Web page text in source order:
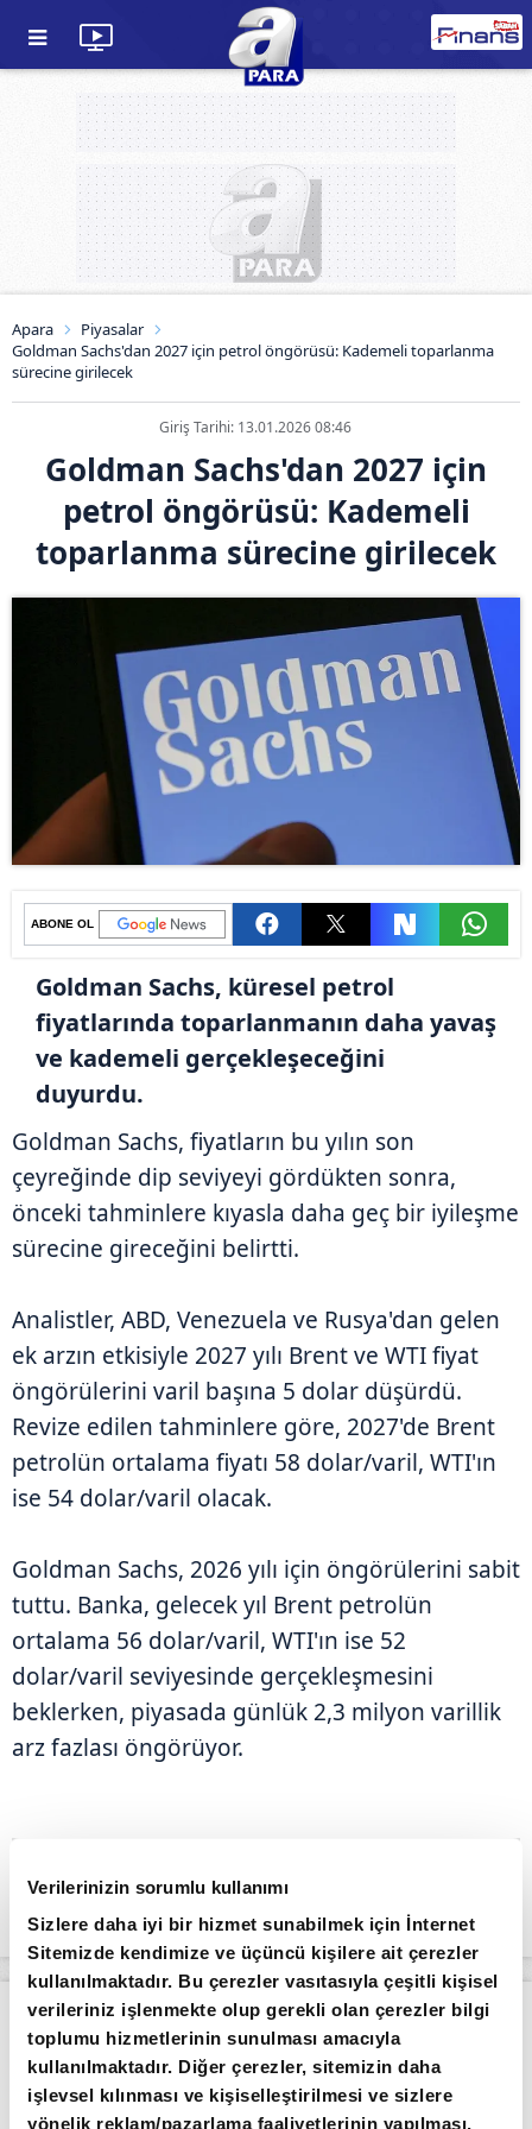
Verilerinizin sorumlu kullanımı
Sizlere daha iyi bir hizmet sunabilmek için İnternet
Sitemizde kendimize ve üçüncü kişilere ait çerezler
kullanılmaktadır. Bu çerezler vasıtasıyla çeşitli kişisel
verileriniz işlenmekte olup gerekli olan çerezler bilgi
toplumu hizmetlerinin sunulması amacıyla
kullanılmaktadır. Diğer çerezler, sitemizin daha
işlevsel kılınması ve kişiselleştirilmesi ve sizlere
yönelik reklam/pazarlama faaliyetlerinin yapılması,
Apara
Piyasalar
Goldman Sachs'dan 2027 için petrol öngörüsü: Kademeli toparlanma
sürecine girilecek
Giriş Tarihi: 13.01.2026 08:46
Goldman Sachs'dan 2027 için
petrol öngörüsü: Kademeli
toparlanma sürecine girilecek
ABONE OL
Goldman Sachs, küresel petrol
fiyatlarında toparlanmanın daha yavaş
ve kademeli gerçekleşeceğini
duyurdu.
Goldman Sachs, fiyatların bu yılın son
çeyreğinde dip seviyeyi gördükten sonra,
önceki tahminlere kıyasla daha geç bir iyileşme
sürecine gireceğini belirtti.
Analistler, ABD, Venezuela ve Rusya'dan gelen
ek arzın etkisiyle 2027 yılı Brent ve WTI fiyat
öngörülerini varil başına 5 dolar düşürdü.
Revize edilen tahminlere göre, 2027'de Brent
petrolün ortalama fiyatı 58 dolar/varil, WTI'ın
ise 54 dolar/varil olacak.
Goldman Sachs, 2026 yılı için öngörülerini sabit
tuttu. Banka, gelecek yıl Brent petrolün
ortalama 56 dolar/varil, WTI'ın ise 52
dolar/varil seviyesinde gerçekleşmesini
beklerken, piyasada günlük 2,3 milyon varillik
arz fazlası öngörüyor.
Apara Piyasalar Borsa güne düşüşle başladı
Giriş Tarihi: 04.08.2026 10:56
Borsa güne düşüşle başladı